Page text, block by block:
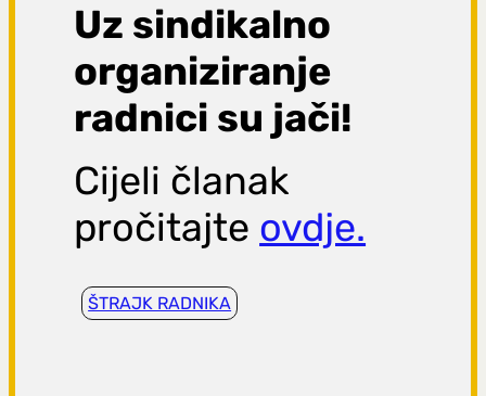
Uz sindikalno
organiziranje
radnici su jači!
Cijeli članak
pročitajte ovdje.
ŠTRAJK RADNIKA